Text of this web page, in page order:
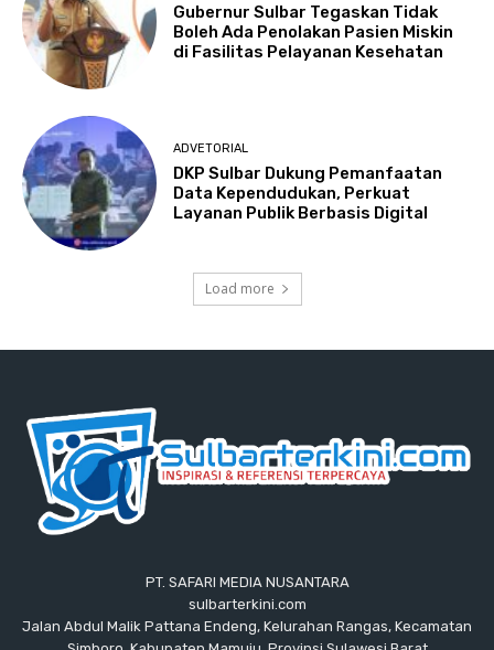
Gubernur Sulbar Tegaskan Tidak
Boleh Ada Penolakan Pasien Miskin
di Fasilitas Pelayanan Kesehatan
ADVETORIAL
DKP Sulbar Dukung Pemanfaatan
Data Kependudukan, Perkuat
Layanan Publik Berbasis Digital
Load more
PT. SAFARI MEDIA NUSANTARA
sulbarterkini.com
Jalan Abdul Malik Pattana Endeng, Kelurahan Rangas, Kecamatan